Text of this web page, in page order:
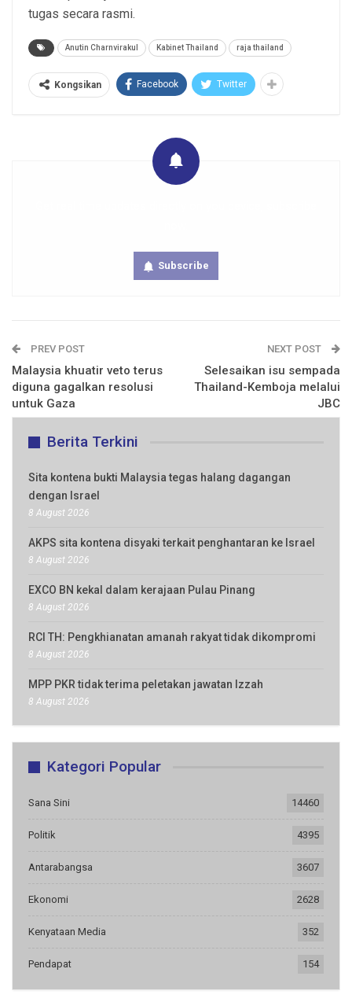
tugas secara rasmi.
Anutin Charnvirakul Kabinet Thailand raja thailand
Kongsikan Facebook Twitter
Subscribe
PREV POST
Malaysia khuatir veto terus
diguna gagalkan resolusi
untuk Gaza
NEXT POST
Selesaikan isu sempada
Thailand-Kemboja melalui
JBC
Berita Terkini
Sita kontena bukti Malaysia tegas halang dagangan
dengan Israel
8 August 2026
AKPS sita kontena disyaki terkait penghantaran ke Israel
8 August 2026
EXCO BN kekal dalam kerajaan Pulau Pinang
8 August 2026
RCI TH: Pengkhianatan amanah rakyat tidak dikompromi
8 August 2026
MPP PKR tidak terima peletakan jawatan Izzah
8 August 2026
Kategori Popular
Sana Sini 14460
Politik 4395
Antarabangsa 3607
Ekonomi 2628
Kenyataan Media 352
Pendapat 154